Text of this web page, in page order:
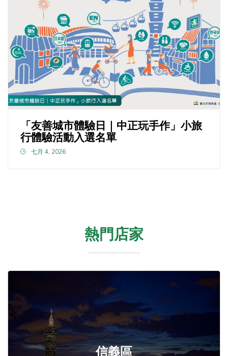
「友善城市體驗日｜中正玩手作」小旅
行體驗活動入選名單
七月 4, 2026
熱門店家
信義區